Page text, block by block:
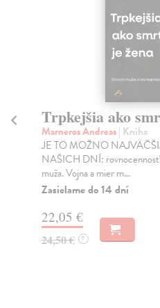
Trpkejšia ako
Marneros Andreas| Kniha
JE TO MOŽNO
NAŠICH DNÍ: rovnocennosť
muža. Vojna a mier m...
Zasielame do 14 dní
22,05 €
24,50 € ?